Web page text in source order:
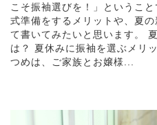
こそ振袖選びを！」というこ
式準備をするメリットや、夏
て書いてみたいと思います。
は？ 夏休みに振袖を選ぶメリ
つめは、ご家族とお嬢様...